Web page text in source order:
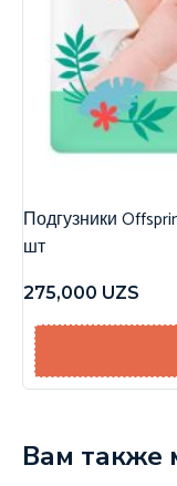
Подгузники
шт
275,000 UZS
Вам также